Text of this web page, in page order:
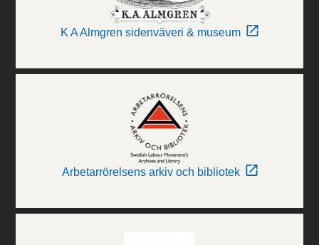
K A Almgren sidenväveri & museum
Arbetarrörelsens arkiv och bibliotek